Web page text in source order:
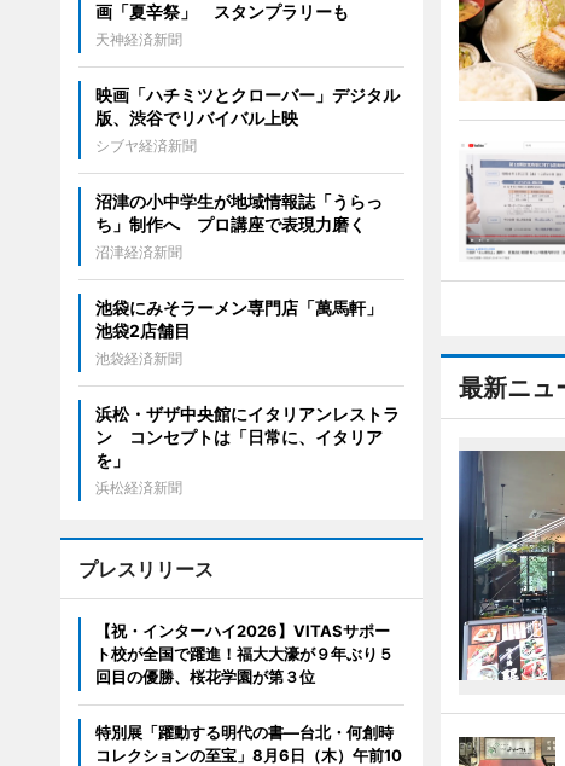
最新ニュ
画「夏辛祭」 スタンプラリーも
天神経済新聞
映画「ハチミツとクローバー」デジタル
版、渋谷でリバイバル上映
シブヤ経済新聞
沼津の小中学生が地域情報誌「うらっ
ち」制作へ プロ講座で表現力磨く
沼津経済新聞
池袋にみそラーメン専門店「萬馬軒」
池袋2店舗目
池袋経済新聞
浜松・ザザ中央館にイタリアンレストラ
ン コンセプトは「日常に、イタリア
を」
浜松経済新聞
プレスリリース
【祝・インターハイ2026】VITASサポー
ト校が全国で躍進！福大大濠が９年ぶり５
回目の優勝、桜花学園が第３位
特別展「躍動する明代の書―台北・何創時
コレクションの至宝」8月6日（木）午前10